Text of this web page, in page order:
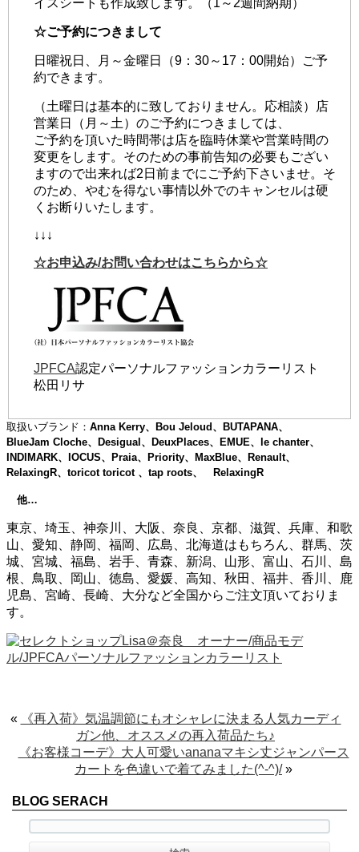
イスシートも作成致します。（1～2週間納期）
☆ご予約につきまして
日曜祝日、月～金曜日（9：30～17：00開始）ご予
約できます。
（土曜日は基本的に致しておりません。応相談）店
営業日（月～土）のご予約につきましては、
ご予約を頂いた時間帯は店を臨時休業や営業時間の
変更をします。そのための事前告知の必要もござい
ますので出来れば2日前までにご予約下さいませ。そ
のため、やむを得ない事情以外でのキャンセルは硬
くお断りいたします。
↓↓↓
☆お申込み/お問い合わせはこちらから☆
JPFCA認定パーソナルファッションカラーリスト
松田リサ
取扱いブランド： Anna Kerry、Bou Jeloud、BUTAPANA、
BlueJam Cloche、Desigual、DeuxPlaces、EMUE、le chanter、
INDIMARK、IOCUS、Praia、Priority、MaxBlue、Renault、
RelaxingR、toricot toricot 、tap roots、 RelaxingR
他…
東京、埼玉、神奈川、大阪、奈良、京都、滋賀、兵庫、和歌
山、愛知、静岡、福岡、広島、北海道はもちろん、群馬、茨
城、宮城、福島、岩手、青森、新潟、山形、富山、石川、島
根、鳥取、岡山、徳島、愛媛、高知、秋田、福井、香川、鹿
児島、宮崎、長崎、大分など全国からご注文頂いておりま
す。
«
《再入荷》気温調節にもオシャレに決まる人気カーディ
ガン他、オススメの再入荷品たち♪
《お客様コーデ》大人可愛いananaマキシ丈ジャンパース
カートを色違いで着てみました(^-^)/»
BLOG SERACH